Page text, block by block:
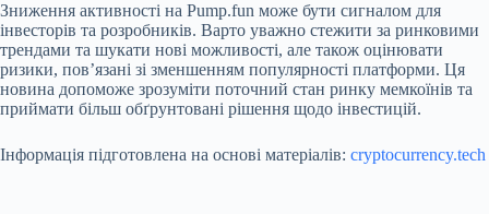
Зниження активності на Pump.fun може бути сигналом для
інвесторів та розробників. Варто уважно стежити за ринковими
трендами та шукати нові можливості, але також оцінювати
ризики, пов’язані зі зменшенням популярності платформи. Ця
новина допоможе зрозуміти поточний стан ринку мемкоїнів та
приймати більш обґрунтовані рішення щодо інвестицій.
Інформація підготовлена на основі матеріалів: cryptocurrency.tech